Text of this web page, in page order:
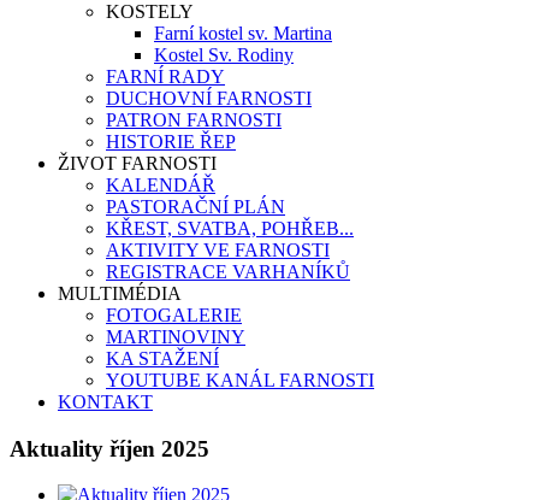
KOSTELY
Farní kostel sv. Martina
Kostel Sv. Rodiny
FARNÍ RADY
DUCHOVNÍ FARNOSTI
PATRON FARNOSTI
HISTORIE ŘEP
ŽIVOT FARNOSTI
KALENDÁŘ
PASTORAČNÍ PLÁN
KŘEST, SVATBA, POHŘEB...
AKTIVITY VE FARNOSTI
REGISTRACE VARHANÍKŮ
MULTIMÉDIA
FOTOGALERIE
MARTINOVINY
KA STAŽENÍ
YOUTUBE KANÁL FARNOSTI
KONTAKT
Aktuality říjen 2025